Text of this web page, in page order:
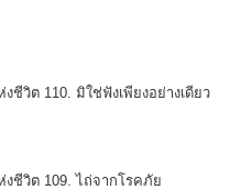
ชีวิต 110. มิใช่ฟังเพียงอย่างเดียว
งชีวิต 109. ไถ่จากโรคภัย